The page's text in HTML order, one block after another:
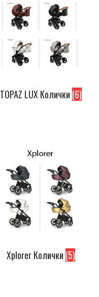
TOPAZ LUX Колички (6)
Xplorer Колички (5)